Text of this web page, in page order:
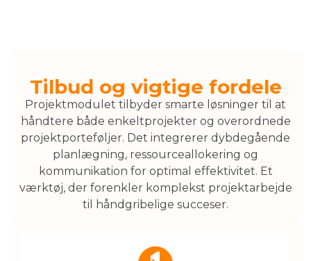
Tilbud og vigtige fordele
Projektmodulet tilbyder smarte løsninger til at
håndtere både enkeltprojekter og overordnede
projektporteføljer. Det integrerer dybdegående
planlægning, ressourceallokering og
kommunikation for optimal effektivitet. Et
værktøj, der forenkler komplekst projektarbejde
til håndgribelige succeser.